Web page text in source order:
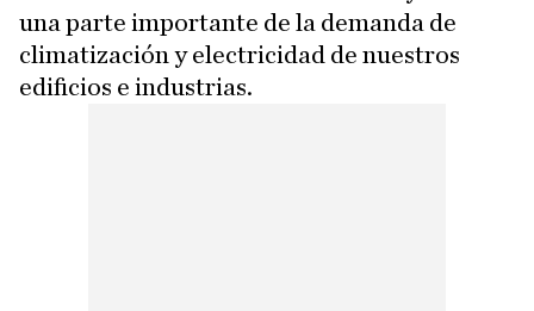
una parte importante de la demanda de
climatización y electricidad de nuestros
edificios e industrias.